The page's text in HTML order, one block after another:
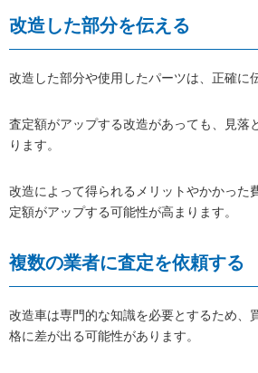
改造した部分を伝える
改造した部分や使用したパーツは、正確に
査定額がアップする改造があっても、見落
ります。
改造によって得られるメリットやかかった
定額がアップする可能性が高まります。
複数の業者に査定を依頼する
改造車は専門的な知識を必要とするため、
格に差が出る可能性があります。